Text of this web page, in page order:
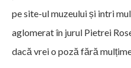
pe site-ul muzeului și intri
aglomerat în jurul Pietrei
dacă vrei o poză fără